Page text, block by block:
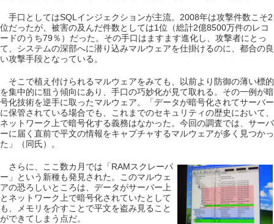
手口としてはSQLインジェクションが主流。2008年は攻撃件数こそ2
位だったが、被害の及んだ件数としては1位（総計2億8500万件のレコ
ードのうち79％）だった。その手口はますます進化し、攻撃者にとっ
て、システムの深部へに潜り込みマルウェアを仕掛けるのに、都合の良
い攻撃手段となっている。
そこで植え付けられるマルウェアをみても、以前より防御の薄い標的
を集中的に狙う傾向にあり、手口の巧妙化が見て取れる。その一例が暗
号化技術を逆手に取ったマルウェア。「データが暗号化されてサーバー
に保管されている場合でも、これまでのセキュリティの歴史において、
ネットワーク上で暗号化する義務はなかった。今回の調査では、サーバ
ーに届く直前で平文の情報をキャプチャするマルウェアが多く見つかっ
た」（同氏）。
さらに、ここ数カ月では「RAMスクレーパ
ー」という新種も発見された。このマルウェ
アの恐ろしいところは、データがサーバー上
とネットワーク上で暗号化されていたとして
も、メモリを介すことで平文を盗み見ること
ができてしまう点だ。